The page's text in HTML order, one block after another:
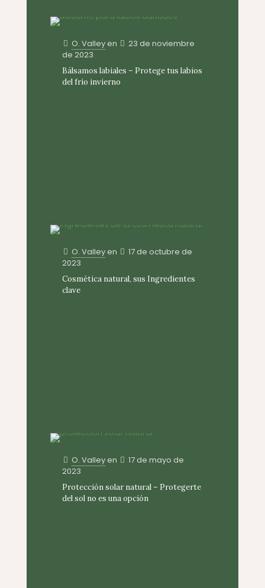
O. Valleyen
23 de noviembre
de 2023
Bálsamos labiales – Protege tus labios
del frío invierno
O. Valleyen
17 de octubre de
2023
Cosmética natural, sus Ingredientes
clave
O. Valleyen
17 de mayo de
2023
Protección solar natural – Protegerte
del sol no es una opción